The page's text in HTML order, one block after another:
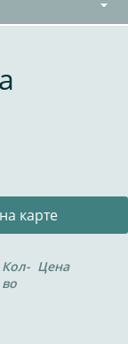
карте
Кол-
во
Цена